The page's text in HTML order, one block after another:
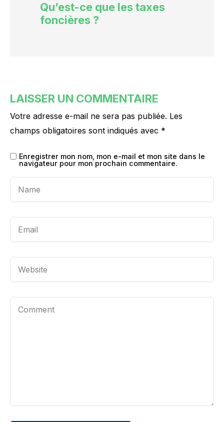
Qu’est-ce que les taxes
foncières ?
LAISSER UN COMMENTAIRE
Votre adresse e-mail ne sera pas publiée. Les
champs obligatoires sont indiqués avec *
Enregistrer mon nom, mon e-mail et mon site dans le
navigateur pour mon prochain commentaire.